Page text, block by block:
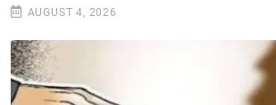
AUGUST 4, 2026